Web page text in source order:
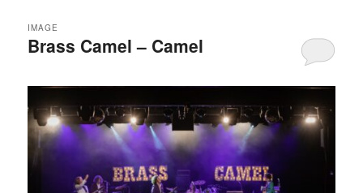
Brass Camel – Camel
IMAGE